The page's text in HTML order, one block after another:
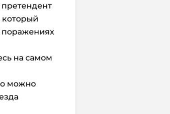
который
поражениях
на самом
можно